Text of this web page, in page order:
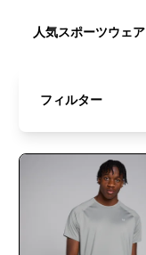
人気スポーツウェア
フィルター